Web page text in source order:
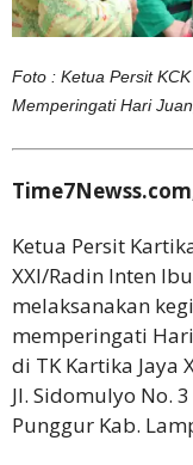
Foto : Ketua Persit
Memperingati Hari
Ketua Persit
XXI/Radin Inten
melaksanakan
memperingati
di TK Kartika Jaya
Jl. Sidomulyo No.
Punggur Kab.